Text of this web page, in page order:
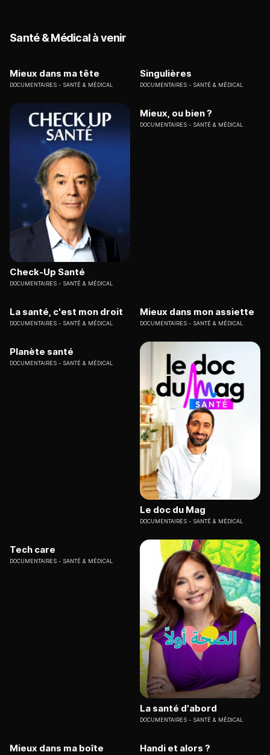
Santé & Médical à venir
Mieux dans ma tête
DOCUMENTAIRES SANTÉ & MÉDICAL
Singulières
DOCUMENTAIRES SANTÉ & MÉDICAL
Check-Up Santé
DOCUMENTAIRES SANTÉ & MÉDICAL
Mieux, ou bien ?
DOCUMENTAIRES SANTÉ & MÉDICAL
La santé, c'est mon droit
DOCUMENTAIRES SANTÉ & MÉDICAL
Mieux dans mon assiette
DOCUMENTAIRES SANTÉ & MÉDICAL
Planète santé
DOCUMENTAIRES SANTÉ & MÉDICAL
Le doc du Mag
DOCUMENTAIRES SANTÉ & MÉDICAL
Tech care
DOCUMENTAIRES SANTÉ & MÉDICAL
La santé d'abord
DOCUMENTAIRES SANTÉ & MÉDICAL
Mieux dans ma boîte Handi et alors ?